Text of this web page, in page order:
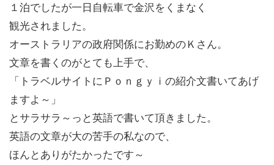
１泊でしたが一日自転車で金沢をくまなく
観光されました。
オーストラリアの政府関係にお勤めのＫさん。
文章を書くのがとても上手で、
「トラベルサイトにＰｏｎｇｙｉの紹介文書いてあげ
ますよ～」
とサラサラ～っと英語で書いて頂きました。
英語の文章が大の苦手の私なので、
ほんとありがたかったです～